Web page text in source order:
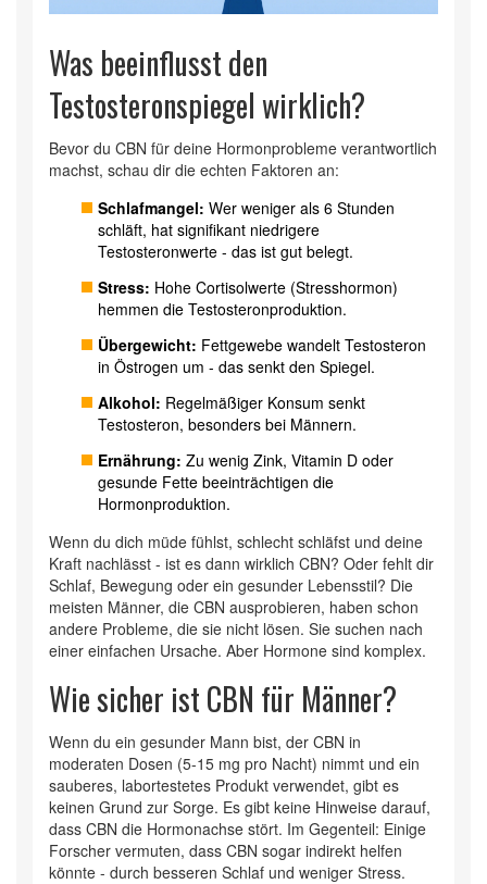
Was beeinflusst den
Testosteronspiegel wirklich?
Bevor du CBN für deine Hormonprobleme verantwortlich
machst, schau dir die echten Faktoren an:
Schlafmangel: Wer weniger als 6 Stunden
schläft, hat signifikant niedrigere
Testosteronwerte - das ist gut belegt.
Stress: Hohe Cortisolwerte (Stresshormon)
hemmen die Testosteronproduktion.
Übergewicht: Fettgewebe wandelt Testosteron
in Östrogen um - das senkt den Spiegel.
Alkohol: Regelmäßiger Konsum senkt
Testosteron, besonders bei Männern.
Ernährung: Zu wenig Zink, Vitamin D oder
gesunde Fette beeinträchtigen die
Hormonproduktion.
Wenn du dich müde fühlst, schlecht schläfst und deine
Kraft nachlässt - ist es dann wirklich CBN? Oder fehlt dir
Schlaf, Bewegung oder ein gesunder Lebensstil? Die
meisten Männer, die CBN ausprobieren, haben schon
andere Probleme, die sie nicht lösen. Sie suchen nach
einer einfachen Ursache. Aber Hormone sind komplex.
Wie sicher ist CBN für Männer?
Wenn du ein gesunder Mann bist, der CBN in
moderaten Dosen (5-15 mg pro Nacht) nimmt und ein
sauberes, labortestetes Produkt verwendet, gibt es
keinen Grund zur Sorge. Es gibt keine Hinweise darauf,
dass CBN die Hormonachse stört. Im Gegenteil: Einige
Forscher vermuten, dass CBN sogar indirekt helfen
könnte - durch besseren Schlaf und weniger Stress.